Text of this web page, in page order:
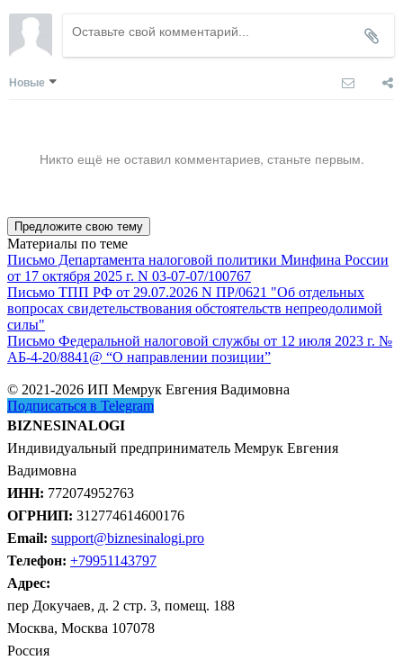
Новые
Никто ещё не оставил комментариев, станьте первым.
Предложите свою тему
Материалы по теме
Письмо Департамента налоговой политики Минфина России
от 17 октября 2025 г. N 03-07-07/100767
Письмо ТПП РФ от 29.07.2026 N ПР/0621 "Об отдельных
вопросах свидетельствования обстоятельств непреодолимой
силы"
Письмо Федеральной налоговой службы от 12 июля 2023 г. №
АБ-4-20/8841@ “О направлении позиции”
© 2021-2026 ИП Мемрук Евгения Вадимовна
Подписаться в Telegram
BIZNESINALOGI
Индивидуальный предприниматель Мемрук Евгения
Вадимовна
ИНН: 772074952763
ОГРНИП: 312774614600176
Email: support@biznesinalogi.pro
Телефон: +79951143797
Адрес:
пер Докучаев, д. 2 стр. 3, помещ. 188
Москва, Москва 107078
Россия